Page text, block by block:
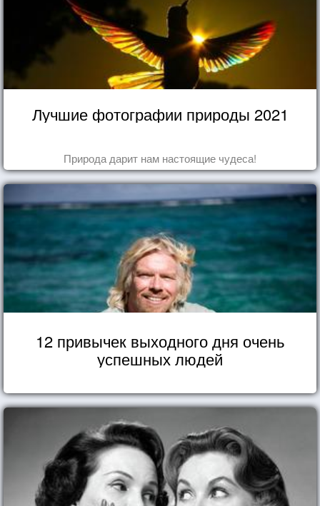
Лучшие фотографии природы 2021
Природа дарит нам настоящие чудеса!
12 привычек выходного дня очень
успешных людей